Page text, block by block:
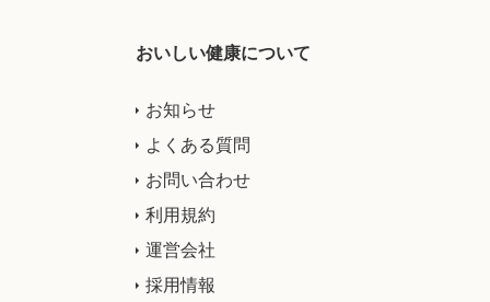
おいしい健康について
お知らせ
よくある質問
お問い合わせ
利用規約
運営会社
採用情報